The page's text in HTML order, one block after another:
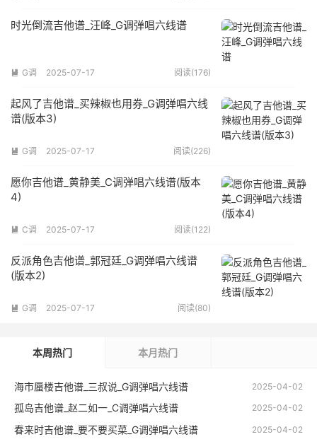
时光倒流吉他谱_汪峰_G调弹唱六线谱
 G调 2025-07-17 阅读(176)
起风了吉他谱_买辣椒也用券_G调弹唱六线
谱(版本3)
 G调 2025-07-17 阅读(226)
愿你吉他谱_黄静美_C调弹唱六线谱(版本
4)
 C调 2025-07-17 阅读(122)
反派角色吉他谱_郭冠廷_G调弹唱六线谱
(版本2)
 G调 2025-07-17 阅读(80)
本周热门 本月热门
2025-04-02
海市蜃楼吉他谱_三叔说_G调弹唱六线谱
2025-04-02
孤岛吉他谱_赵二如一_C调弹唱六线谱
2025-04-02
春来时吉他谱_要不要买菜_G调弹唱六线谱